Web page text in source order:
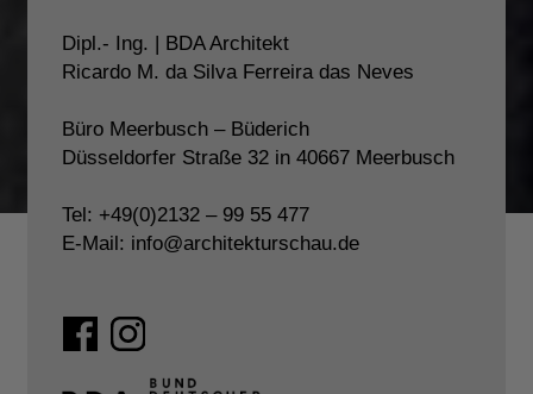
Dipl.- Ing. | BDA Architekt
Ricardo M. da Silva Ferreira das Neves
Büro Meerbusch – Büderich
Düsseldorfer Straße 32 in 40667 Meerbusch
Tel: +49(0)2132 – 99 55 477
E-Mail: info@architekturschau.de